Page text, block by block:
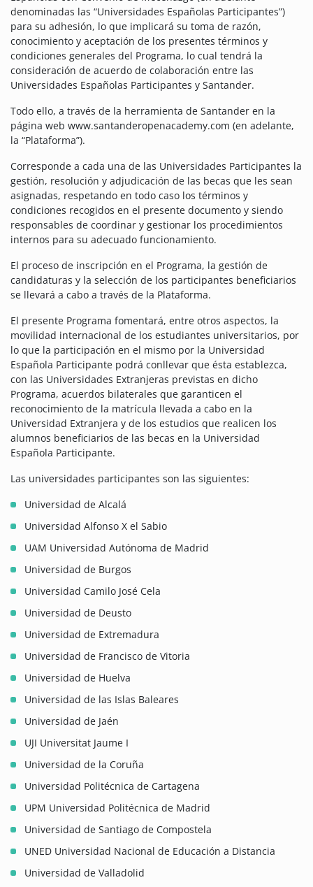
denominadas las “Universidades Españolas Participantes”)
para su adhesión, lo que implicará su toma de razón,
conocimiento y aceptación de los presentes términos y
condiciones generales del Programa, lo cual tendrá la
consideración de acuerdo de colaboración entre las
Universidades Españolas Participantes y Santander.
Todo ello, a través de la herramienta de Santander en la
página web www.santanderopenacademy.com (en adelante,
la “Plataforma”).
Corresponde a cada una de las Universidades Participantes la
gestión, resolución y adjudicación de las becas que les sean
asignadas, respetando en todo caso los términos y
condiciones recogidos en el presente documento y siendo
responsables de coordinar y gestionar los procedimientos
internos para su adecuado funcionamiento.
El proceso de inscripción en el Programa, la gestión de
candidaturas y la selección de los participantes beneficiarios
se llevará a cabo a través de la Plataforma.
El presente Programa fomentará, entre otros aspectos, la
movilidad internacional de los estudiantes universitarios, por
lo que la participación en el mismo por la Universidad
Española Participante podrá conllevar que ésta establezca,
con las Universidades Extranjeras previstas en dicho
Programa, acuerdos bilaterales que garanticen el
reconocimiento de la matrícula llevada a cabo en la
Universidad Extranjera y de los estudios que realicen los
alumnos beneficiarios de las becas en la Universidad
Española Participante.
Las universidades participantes son las siguientes:
Universidad de Alcalá
Universidad Alfonso X el Sabio
UAM Universidad Autónoma de Madrid
Universidad de Burgos
Universidad Camilo José Cela
Universidad de Deusto
Universidad de Extremadura
Universidad de Francisco de Vitoria
Universidad de Huelva
Universidad de las Islas Baleares
Universidad de Jaén
UJI Universitat Jaume I
Universidad de la Coruña
Universidad Politécnica de Cartagena
UPM Universidad Politécnica de Madrid
Universidad de Santiago de Compostela
UNED Universidad Nacional de Educación a Distancia
Universidad de Valladolid